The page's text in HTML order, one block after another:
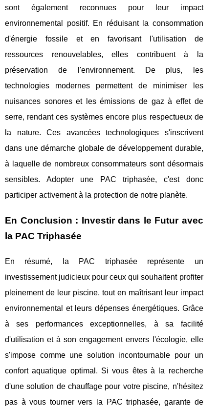
sont également reconnues pour leur impact
environnemental positif. En réduisant la consommation
d'énergie fossile et en favorisant l'utilisation de
ressources renouvelables, elles contribuent à la
préservation de l'environnement. De plus, les
technologies modernes permettent de minimiser les
nuisances sonores et les émissions de gaz à effet de
serre, rendant ces systèmes encore plus respectueux de
la nature. Ces avancées technologiques s'inscrivent
dans une démarche globale de développement durable,
à laquelle de nombreux consommateurs sont désormais
sensibles. Adopter une PAC triphasée, c'est donc
participer activement à la protection de notre planète.
En Conclusion : Investir dans le Futur avec
la PAC Triphasée
En résumé, la PAC triphasée représente un
investissement judicieux pour ceux qui souhaitent profiter
pleinement de leur piscine, tout en maîtrisant leur impact
environnemental et leurs dépenses énergétiques. Grâce
à ses performances exceptionnelles, à sa facilité
d'utilisation et à son engagement envers l'écologie, elle
s'impose comme une solution incontournable pour un
confort aquatique optimal. Si vous êtes à la recherche
d'une solution de chauffage pour votre piscine, n'hésitez
pas à vous tourner vers la PAC triphasée, garante de